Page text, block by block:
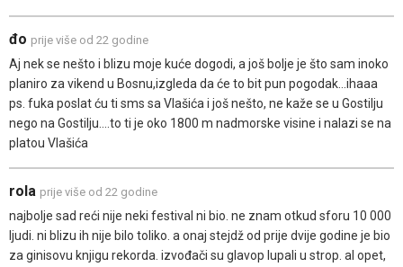
đo prije više od 22 godine
Aj nek se nešto i blizu moje kuće dogodi, a još bolje je što sam inoko
planiro za vikend u Bosnu,izgleda da će to bit pun pogodak...ihaaa
ps. fuka poslat ću ti sms sa Vlašića i još nešto, ne kaže se u Gostilju
nego na Gostilju....to ti je oko 1800 m nadmorske visine i nalazi se na
platou Vlašića
rola prije više od 22 godine
najbolje sad reći nije neki festival ni bio. ne znam otkud sforu 10 000
ljudi. ni blizu ih nije bilo toliko. a onaj stejdž od prije dvije godine je bio
za ginisovu knjigu rekorda. izvođači su glavop lupali u strop. al opet,